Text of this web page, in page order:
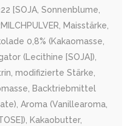
[SOJA, Sonnenblume,
Maisstärke,
0,8% (Kakaomasse,
(Lecithine [SOJA]),
modifizierte Stärke,
Backtriebmittel
Aroma (Vanillearoma,
Kakaobutter,